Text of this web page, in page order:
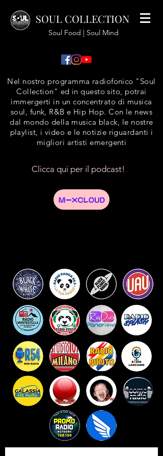
SOUL COLLECTION
Soul Food | Soul Mind
Nel nostro programma radiofonico "Soul
Collection" ed in questo sito, potrai
immergerti in un concentrato di musica
soul, funk, R&B e Hip Hop. Con le news
dal mondo della musica black, le nostre
playlist, i video e le notizie riguardanti i
migliori artisti emergenti
Clicca qui per il podcast!